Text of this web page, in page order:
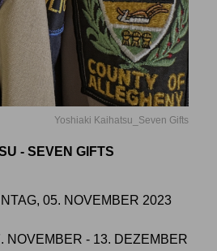
Yoshiaki Kaihatsu_Seven Gifts
- SEVEN GIFTS
05. NOVEMBER 2023
NOVEMBER - 13. DEZEMBER